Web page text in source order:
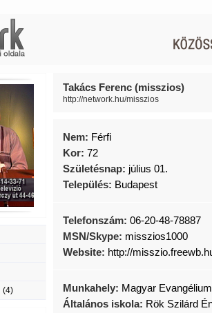
(4)
Takács Ferenc (misszios)
http://network.hu/misszios
Nem: Férfi
Kor: 72
Születésnap: július 01.
Település: Budapest
Telefonszám: 06-20-48-78887
MSN/Skype: misszios1000
Website: http://
Munkahely: Magyar
Általános iskola: Rök Szilárd